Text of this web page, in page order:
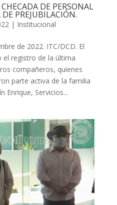
DE PERSONAL
PREJUBILACIÓN.
| Institucional
de 2022. ITC/DCD. El
el registro de la última
compañeros, quienes
parte activa de la familia
Enrique, Servicios...